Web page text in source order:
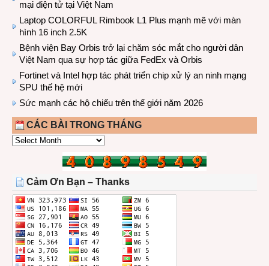
mại điện tử tại Việt Nam
Laptop COLORFUL Rimbook L1 Plus mạnh mẽ với màn
hình 16 inch 2.5K
Bệnh viện Bay Orbis trở lại chăm sóc mắt cho người dân
Việt Nam qua sự hợp tác giữa FedEx và Orbis
Fortinet và Intel hợp tác phát triển chip xử lý an ninh mạng
SPU thế hệ mới
Sức mạnh các hộ chiếu trên thế giới năm 2026
CÁC BÀI TRONG THÁNG
CÁC
THÁNG
Cảm Ơn Bạn – Thanks